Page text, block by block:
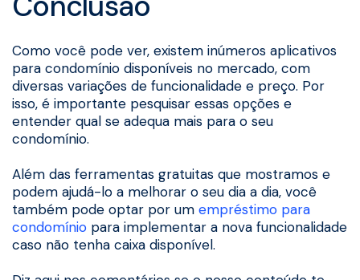
Como você pode ver, existem inúmeros aplicativos
para condomínio disponíveis no mercado, com
diversas variações de funcionalidade e preço. Por
isso, é importante pesquisar essas opções e
entender qual se adequa mais para o seu
condomínio.
Além das ferramentas gratuitas que mostramos e
podem ajudá-lo a melhorar o seu dia a dia, você
também pode optar por um empréstimo para
condomínio para implementar a nova funcionalidade
caso não tenha caixa disponível.